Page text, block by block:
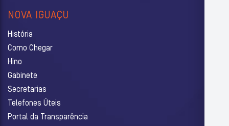
NOVA IGUAÇU
História
Como Chegar
Hino
Gabinete
Secretarias
Telefones Úteis
Portal da Transparência